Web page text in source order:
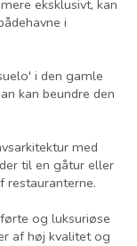
eksklusivt, kan
i
i den gamle
kan beundre den
med
til en gåtur eller
restauranterne.
og luksuriøse
af høj kvalitet og